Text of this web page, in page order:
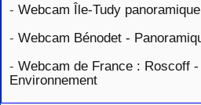
- Webcam Île-Tudy
- Webcam Bénodet -
- Webcam de France : Roscoff
Environnement